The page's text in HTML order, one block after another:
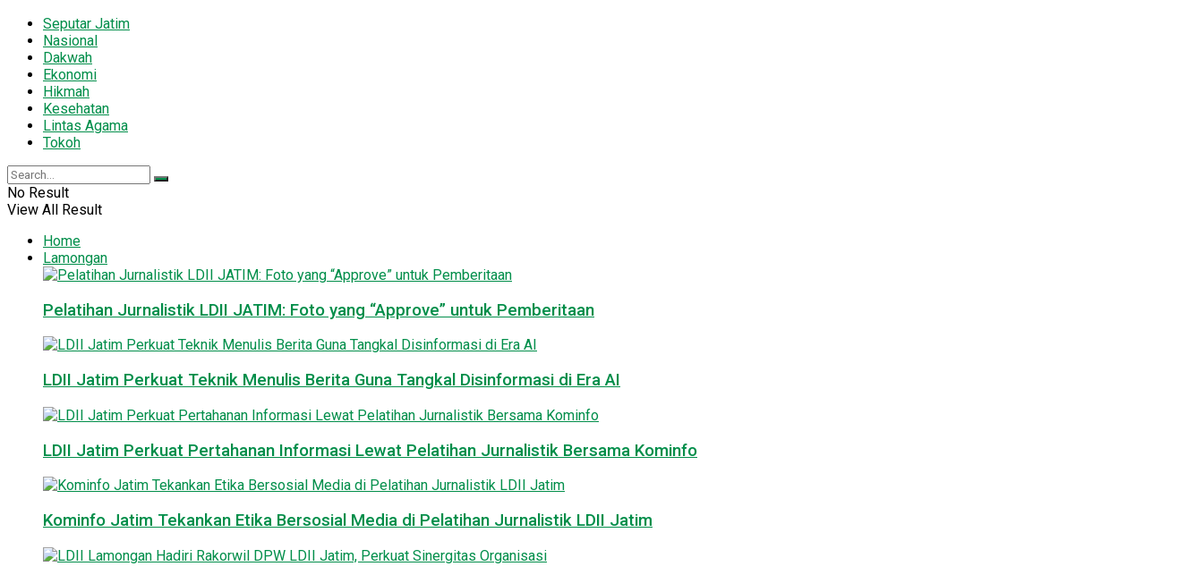
Seputar Jatim
Nasional
Dakwah
Ekonomi
Hikmah
Kesehatan
Lintas Agama
Tokoh
No Result
View All Result
Home
Lamongan
Pelatihan Jurnalistik LDII JATIM: Foto yang “Approve” untuk Pemberitaan
LDII Jatim Perkuat Teknik Menulis Berita Guna Tangkal Disinformasi di Era AI
LDII Jatim Perkuat Pertahanan Informasi Lewat Pelatihan Jurnalistik Bersama Kominfo
Kominfo Jatim Tekankan Etika Bersosial Media di Pelatihan Jurnalistik LDII Jatim